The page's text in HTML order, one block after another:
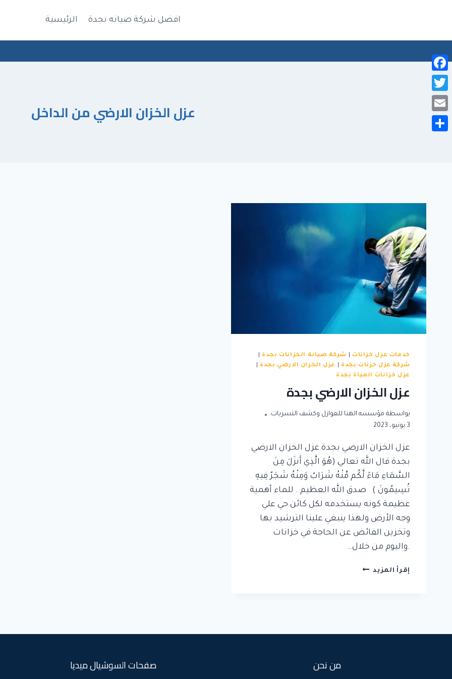
افضل شركة صيانه بجدة الرئيسية
عزل الخزان الارضي من الداخل
خدمات عزل خزانات شركة صيانة الخزانات بجدة
شركة عزل خزنات بجدة
عزل الخزان الارضي بجدة
عزل خزانات المياة بجدة
عزل الخزان الارضي بجدة
بواسطة مؤسسه الهنا للعوازل وكشف التسربات
3 يونيو، 2023
عزل الخزان الارضي بجدة عزل الخزان الارضي
بجدة قال الله تعالي (هُوَ الَّذِي أَنزَلَ مِنَ
السَّمَاءِ مَاءً لَّكُم مِّنْهُ شَرَابٌ وَمِنْهُ شَجَرٌ فِيهِ
تُسِيمُونَ ) صدق الله العظيم . للماء أهمية
عظيمة كونه يستخدمه لكل كائن حي علي
وجه الأرض ولهذا ينبغي علينا الترشيد بها
وتخزين الفائض عن الحاجة في خزانات
.واليوم من خلال…
إقرأ المزيد عزل
من نحن صفحات السوشيال ميديا
Facebook
Twitter
Email